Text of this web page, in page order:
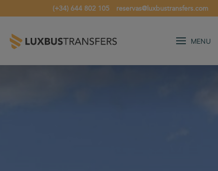
(+34) 644 802 105 reservas@luxbustransfers.com
MENU